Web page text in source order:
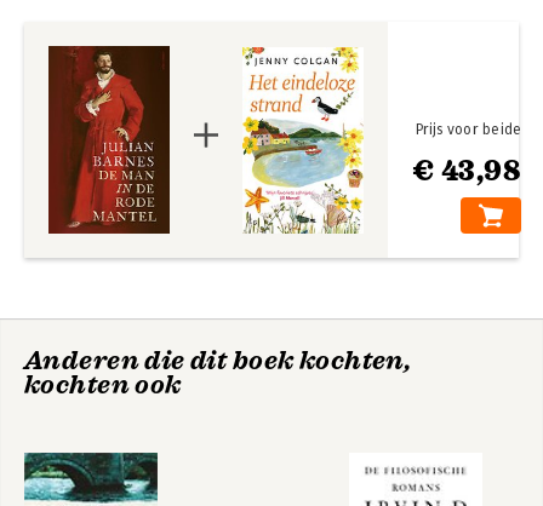
The Sense of an
Ending
Het enige verhaal
€ 43,98
Prijs voor beide
Anderen die dit boek kochten,
kochten ook